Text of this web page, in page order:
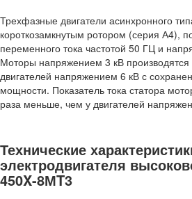
Трехфазные двигатели асинхронного
короткозамкнутым ротором (серия А4),
переменного тока частотой 50 ГЦ и
Моторы напряжением 3 кВ производятся
двигателей напряжением 6 кВ с
мощности. Показатель тока статора
раза меньше, чем у двигателей
Технические
электродвигателя
450X-8МT3